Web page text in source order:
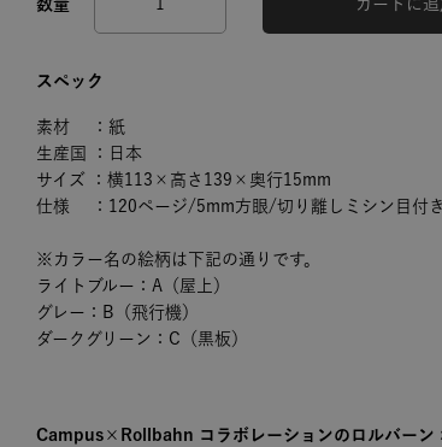
スペック
素材 ：紙
生産国 ：日本
サイズ ：横113×高さ139×奥行15mm
仕様 ：120ページ/5mm方眼/切り離しミシン目付
※カラー名の絵柄は下記の通りです。
ライトブルー：A（屋上）
グレー：B（飛行機）
ダークグリーン：C（黒板）
Campus×Rollbahn コラボレーションのロルバーン